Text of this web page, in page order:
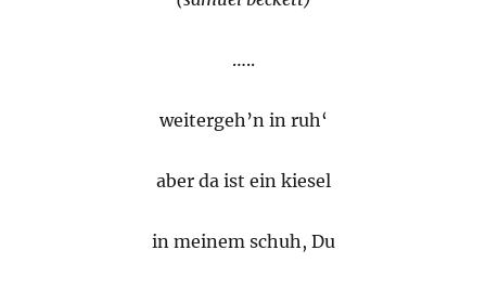
…..
weitergeh’n in ruh‘
aber da ist ein kiesel
in meinem schuh, Du